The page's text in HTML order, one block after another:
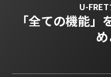
U-
「全ての機能」